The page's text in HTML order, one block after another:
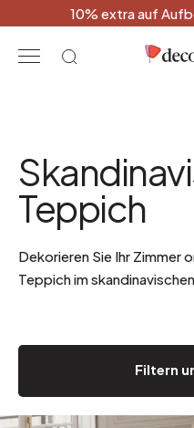
10% extra auf
Teppich
Dekorieren Sie Ihr Zimmer
Teppich im
Filtern